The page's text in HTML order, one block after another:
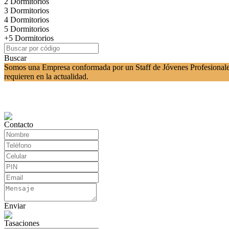
3 Dormitorios
4 Dormitorios
5 Dormitorios
+5 Dormitorios
Buscar
Somos una Empresa conformada por un Staff de Jóvenes
requieren en la actualidad.
Contacto
Enviar
Tasaciones